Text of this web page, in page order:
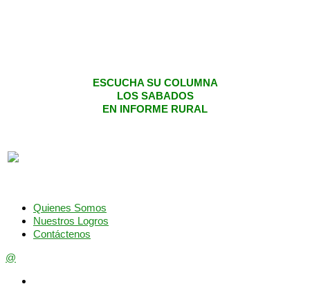
ESCUCHA SU COLUMNA
LOS SABADOS
EN INFORME RURAL
Quienes Somos
Nuestros Logros
Contáctenos
@